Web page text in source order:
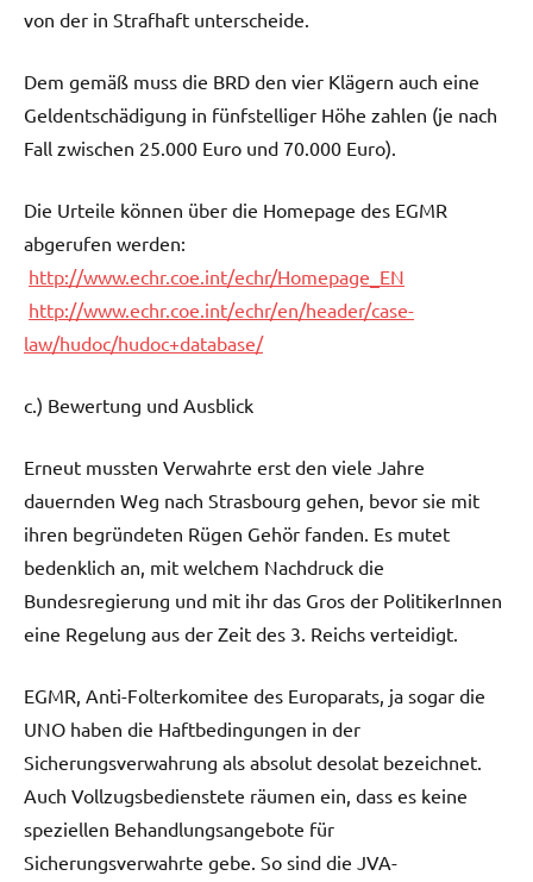
von der in Strafhaft unterscheide.
Dem gemäß muss die BRD den vier Klägern auch eine
Geldentschädigung in fünfstelliger Höhe zahlen (je nach
Fall zwischen 25.000 Euro und 70.000 Euro).
Die Urteile können über die Homepage des EGMR
abgerufen werden:
http://www.echr.coe.int/echr/Homepage_EN
http://www.echr.coe.int/echr/en/header/case-
law/hudoc/hudoc+database/
c.) Bewertung und Ausblick
Erneut mussten Verwahrte erst den viele Jahre
dauernden Weg nach Strasbourg gehen, bevor sie mit
ihren begründeten Rügen Gehör fanden. Es mutet
bedenklich an, mit welchem Nachdruck die
Bundesregierung und mit ihr das Gros der PolitikerInnen
eine Regelung aus der Zeit des 3. Reichs verteidigt.
EGMR, Anti-Folterkomitee des Europarats, ja sogar die
UNO haben die Haftbedingungen in der
Sicherungsverwahrung als absolut desolat bezeichnet.
Auch Vollzugsbedienstete räumen ein, dass es keine
speziellen Behandlungsangebote für
Sicherungsverwahrte gebe. So sind die JVA-